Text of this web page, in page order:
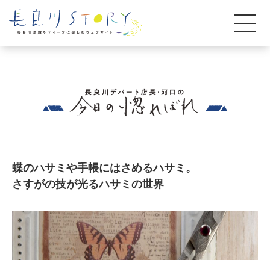
蝶のハサミや手帳にはさめるハサミ。
さすがの技が光るハサミの世界